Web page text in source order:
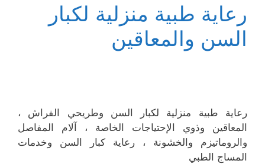
رعاية طبية منزلية لكبار
السن والمعاقين
رعاية طبية منزلية لكبار السن وطريحي الفراش ،
المعاقين وذوي الإحتياجات الخاصة ، آلام المفاصل
والروماتيزم والخشونة ، رعاية كبار السن وخدمات
المساج الطبي